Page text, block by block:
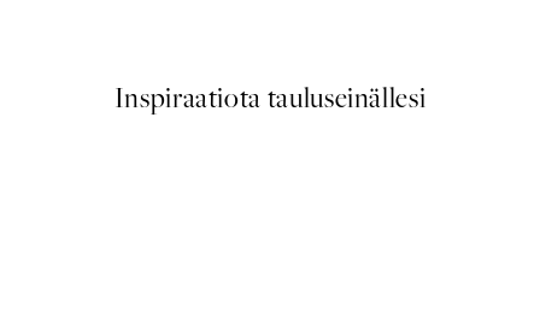
Inspiraatiota tauluseinällesi